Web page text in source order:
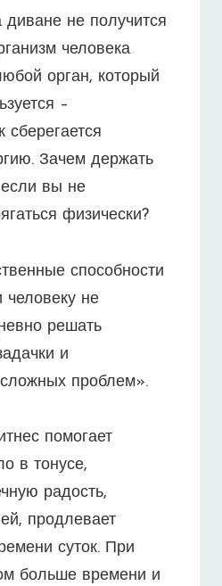
не получится
человека
орган, который
–
сберегается
Зачем держать
вы не
физически?
способности
человеку не
решать
и
проблем».
помогает
в тонусе,
радость,
продлевает
суток. При
больше времени и